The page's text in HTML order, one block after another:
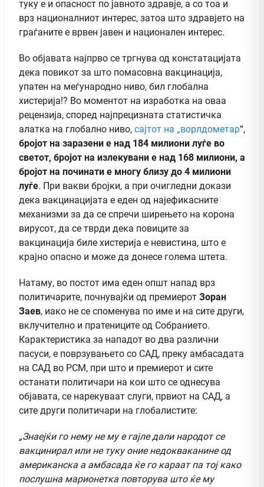
туку е и опасност по јавното здравје, а со тоа и
врз националниот интерес, затоа што здравјето на
граѓаните е врвен јавен и национален интерес.
Во објавата најпрво се тргнува од констатацијата
дека повикот за што помасовна вакцинација,
упатен на меѓународно ниво, бил глобална
хистерија!? Во моментот на изработка на оваа
рецензија, според најпрецизната статистичка
алатка на глобално ниво, сајтот на „ворлдометар“,
бројот на заразени е над 184 милиони луѓе во
светот, бројот на излекувани е над 168 милиони, а
бројот на починати е многу близу до 4 милиони
луѓе. При вакви бројки, а при очигледни докази
дека вакцинацијата е еден од најефикасните
механизми за да се спречи ширењето на корона
вирусот, да се тврди дека повиците за
вакцинација биле хистерија е невистина, што е
крајно опасно и може да донесе голема штета.
Натаму, во постот има еден општ напад врз
политичарите, почнувајќи од премиерот Зоран
Заев, иако не се споменува по име и на сите други,
вклучително и пратениците од Собранието.
Карактеристика за нападот во два различни
пасуси, е поврзувањето со САД, преку амбасадата
на САД во РСМ, при што и премиерот и сите
останати политичари на кои што се однесува
објавата, се нарекуваат слуги, првиот на САД, а
сите други политичари на глобалистите:
„Знаејќи го нему не му е гајле дали народот се
вакцинирал или не туку оние недокваканине од
американска а амбасада ќе го караат па тој како
послушна марионетка повторува што ќе му